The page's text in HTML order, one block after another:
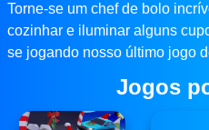
Torne-se um chef de bolo
cozinhar e iluminar alguns
se jogando nosso último jogo
Jogos